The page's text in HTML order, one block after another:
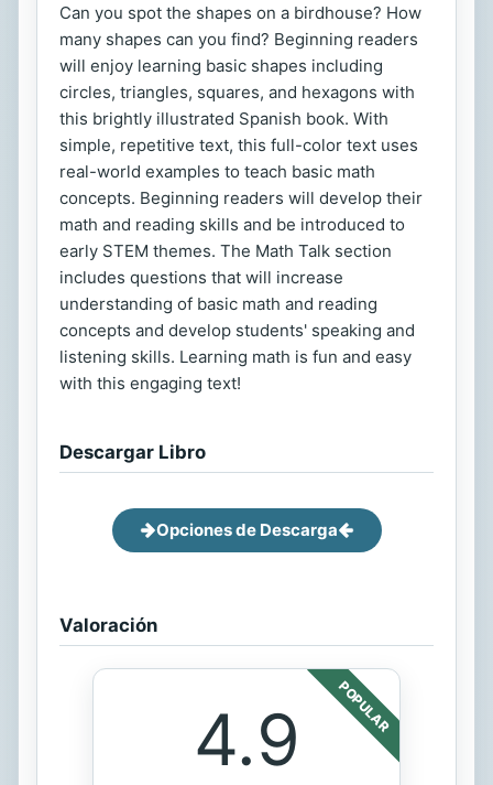
Can you spot the shapes on a birdhouse? How
many shapes can you find? Beginning readers
will enjoy learning basic shapes including
circles, triangles, squares, and hexagons with
this brightly illustrated Spanish book. With
simple, repetitive text, this full-color text uses
real-world examples to teach basic math
concepts. Beginning readers will develop their
math and reading skills and be introduced to
early STEM themes. The Math Talk section
includes questions that will increase
understanding of basic math and reading
concepts and develop students' speaking and
listening skills. Learning math is fun and easy
with this engaging text!
Descargar Libro
Opciones de Descarga
Valoración
POPULAR
4.9